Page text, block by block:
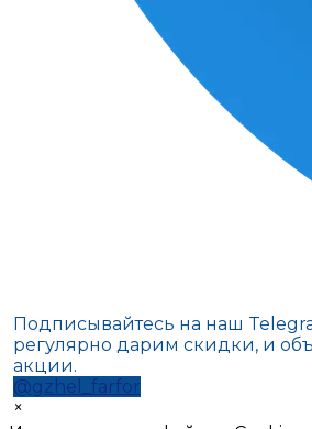
Подписывайтесь на наш
регулярно дарим скидки, и
акции.
@gzhel_farfor
×